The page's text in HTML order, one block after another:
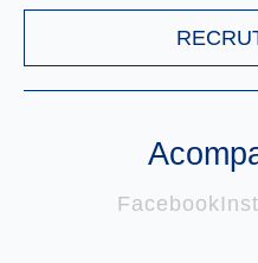
Facebook